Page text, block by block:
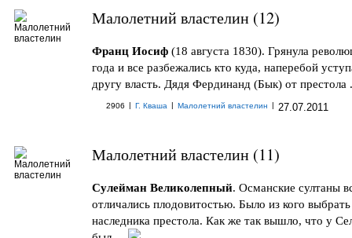
Малолетний властелин (12)
Франц Иосиф (18 августа 1830). Грянула
года и все разбежались кто куда, наперебой
другу власть. Дядя Фердинанд (Бык) от престола
2906 | Г. Кваша | Малолетний властелин | 27.07.2011
Малолетний властелин (11)
Сулейман Великолепный. Османские султаны
отличались плодовитостью. Было из кого выбрать
наследника престола. Как же так вышло, что у